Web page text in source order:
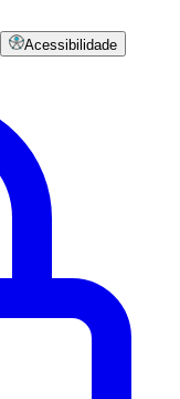
Acessibilidade